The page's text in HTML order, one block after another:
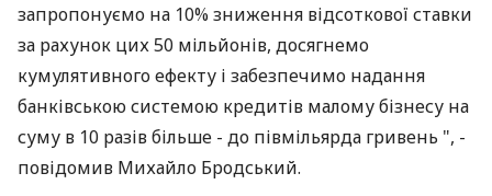
запропонуємо на 10% зниження відсоткової ставки
за рахунок цих 50 мільйонів, досягнемо
кумулятивного ефекту і забезпечимо надання
банківською системою кредитів малому бізнесу на
суму в 10 разів більше - до півмільярда гривень ", -
повідомив Михайло Бродський.